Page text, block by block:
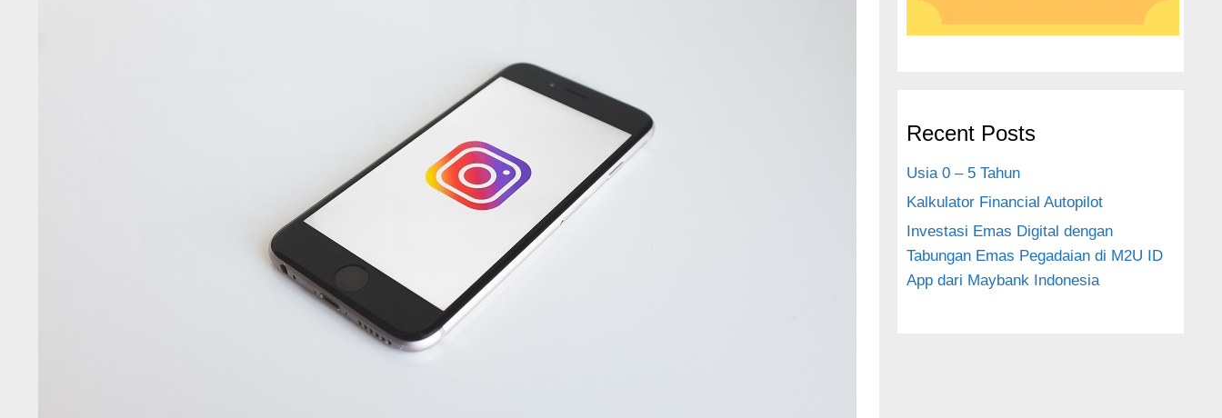
Recent Posts
Usia 0 – 5 Tahun
Kalkulator Financial Autopilot
Investasi Emas Digital dengan
Tabungan Emas Pegadaian di M2U ID
App dari Maybank Indonesia